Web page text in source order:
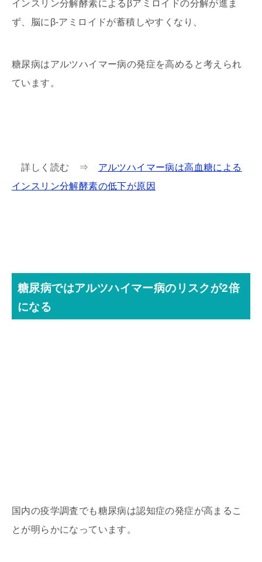
インスリン分解酵素によるβアミロイドの分解が進ま
ず、脳にβ-アミロイドが蓄積しやすくなり、
糖尿病はアルツハイマー病の発症を高めると考えられ
ています。
詳しく読む ⇒ アルツハイマー病は高血糖による
インスリン分解酵素の低下が原因
糖尿病ではアルツハイマー病のリスクが2倍
になる
国内の疫学調査でも糖尿病は認知症の発症が高まるこ
とが明らかになっています。